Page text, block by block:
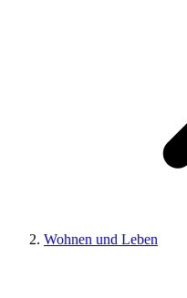
Wohnen und Leben